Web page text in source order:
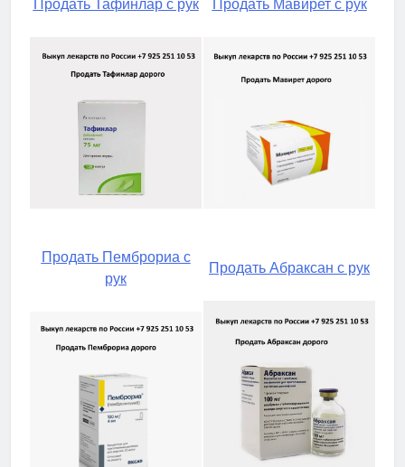
Продать Тафинлар с рук Продать Мавирет с рук
Продать Пемброриа с
рук
Продать Абраксан с рук